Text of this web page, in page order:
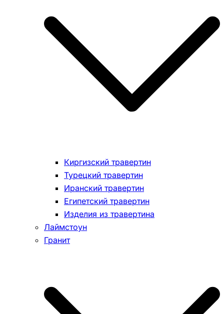
Киргизский травертин
Турецкий травертин
Иранский травертин
Египетский травертин
Изделия из травертина
Лаймстоун
Гранит